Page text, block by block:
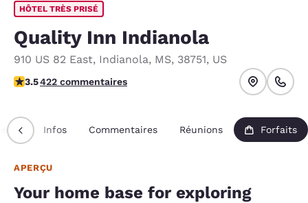
HÔTEL TRÈS PRISÉ
Quality Inn Indianola
910 US 82 East, Indianola, MS, 38751, US
3.53 étoiles. Bien.
3.5422 commentaires
Infos Commentaires Réunions Forfaits
APERÇU
Your home base for exploring